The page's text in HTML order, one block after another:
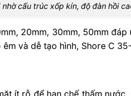
cấu trúc xốp kín, độ đàn hồi
20mm, 30mm, 50mm
và dễ tạo hình, Shore C
ít rỗ để hạn chế thấm